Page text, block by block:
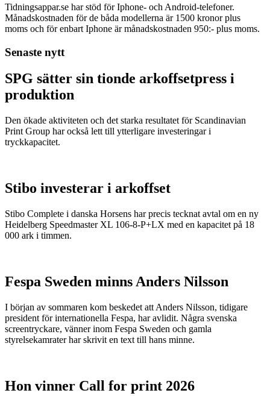
Tidningsappar.se har stöd för Iphone- och Android-telefoner.
Månadskostnaden för de båda modellerna är 1500 kronor plus
moms och för enbart Iphone är månadskostnaden 950:- plus moms.
Senaste nytt
SPG sätter sin tionde arkoffsetpress i
produktion
Den ökade aktiviteten och det starka resultatet för Scandinavian
Print Group har också lett till ytterligare investeringar i
tryckkapacitet.
Stibo investerar i arkoffset
Stibo Complete i danska Horsens har precis tecknat avtal om en ny
Heidelberg Speedmaster XL 106-8-P+LX med en kapacitet på 18
000 ark i timmen.
Fespa Sweden minns Anders Nilsson
I början av sommaren kom beskedet att Anders Nilsson, tidigare
president för internationella Fespa, har avlidit. Några svenska
screentryckare, vänner inom Fespa Sweden och gamla
styrelsekamrater har skrivit en text till hans minne.
Hon vinner Call for print 2026